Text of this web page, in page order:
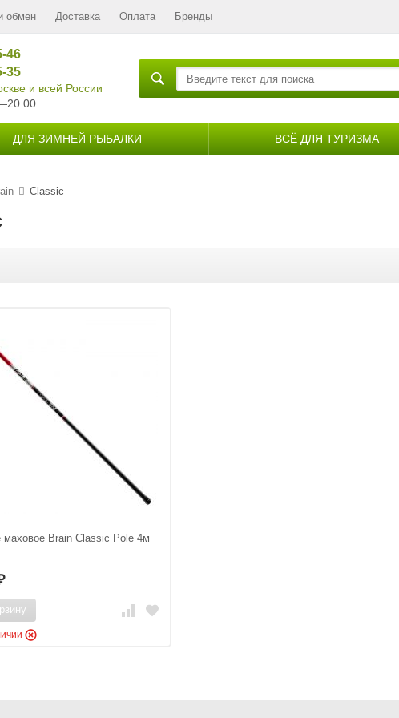
обмен Доставка Оплата Бренды
46
35
и всей России
ДЛЯ ЗИМНЕЙ РЫБАЛКИ ВСЁ ДЛЯ ТУРИЗМА
Classic
Brain Classic Pole 4м